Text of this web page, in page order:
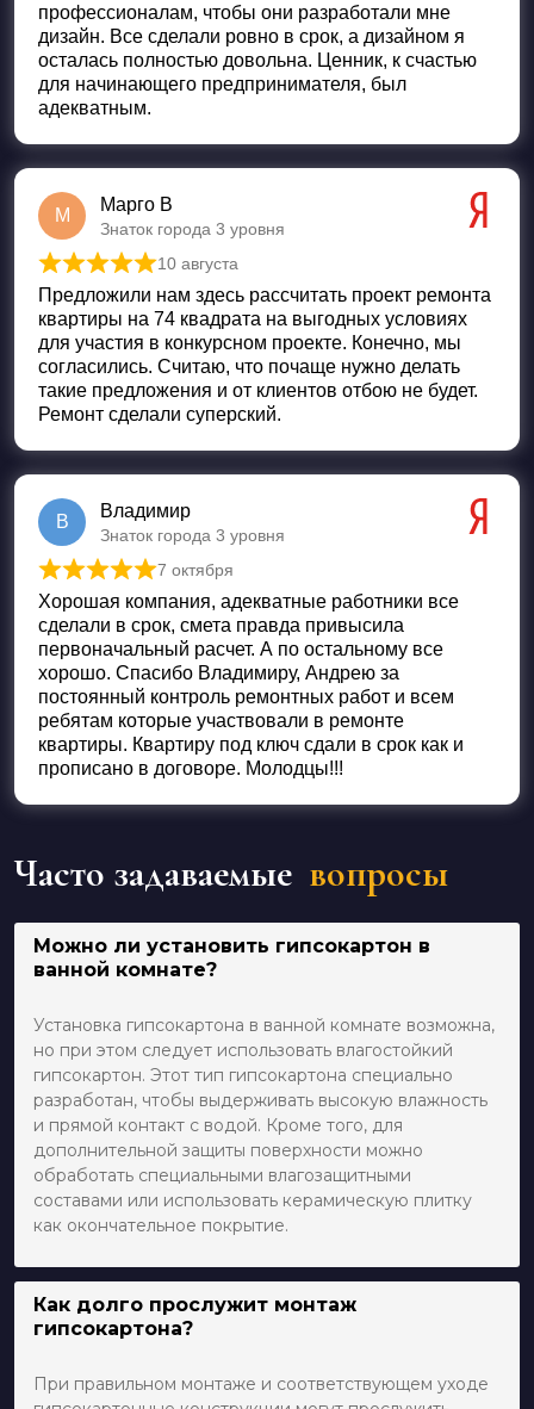
профессионалам, чтобы они разработали мне
дизайн. Все сделали ровно в срок, а дизайном я
осталась полностью довольна. Ценник, к счастью
для начинающего предпринимателя, был
адекватным.
М
Марго В
Знаток города 3 уровня
Оценка5 из 5
10 августа
Предложили нам здесь рассчитать проект ремонта
квартиры на 74 квадрата на выгодных условиях
для участия в конкурсном проекте. Конечно, мы
согласились. Считаю, что почаще нужно делать
такие предложения и от клиентов отбою не будет.
Ремонт сделали суперский.
В
Владимир
Знаток города 3 уровня
Оценка 5из 5
7 октября
Хорошая компания, адекватные работники все
сделали в срок, смета правда привысила
первоначальный расчет. А по остальному все
хорошо. Спасибо Владимиру, Андрею за
постоянный контроль ремонтных работ и всем
ребятам которые участвовали в ремонте
квартиры. Квартиру под ключ сдали в срок как и
прописано в договоре. Молодцы!!!
Часто задаваемые вопросы
Можно ли установить гипсокартон в
ванной комнате?
Установка гипсокартона в ванной комнате возможна,
но при этом следует использовать влагостойкий
гипсокартон. Этот тип гипсокартона специально
разработан, чтобы выдерживать высокую влажность
и прямой контакт с водой. Кроме того, для
дополнительной защиты поверхности можно
обработать специальными влагозащитными
составами или использовать керамическую плитку
как окончательное покрытие.
Как долго прослужит монтаж
гипсокартона?
При правильном монтаже и соответствующем уходе